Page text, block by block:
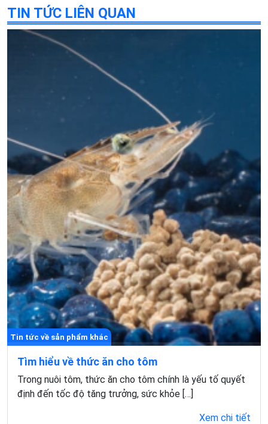
TIN TỨC LIÊN QUAN
Tin tức về sản phẩm khác
Tìm hiểu về thức ăn cho tôm
Trong nuôi tôm, thức ăn cho tôm chính là yếu tố quyết
định đến tốc độ tăng trưởng, sức khỏe […]
Xem chi tiết